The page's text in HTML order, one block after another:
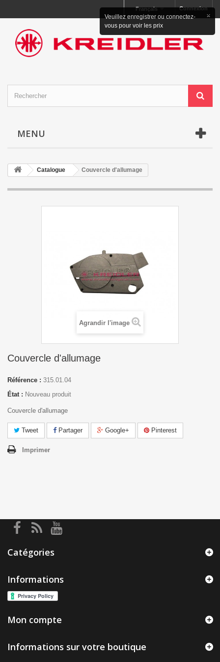
Connexion
Français
MENU
Catalogue Couvercle d'allumage
Agrandir l'image
Couvercle d'allumage
Référence : 315.01.04
État : Nouveau produit
Couvercle d'allumage
Tweet Partager Google+ Pinterest
Imprimer
Catégories
Informations
Mon compte
Informations sur votre boutique
×
Veuillez enregistrer ou connectez-
vous pour voir les prix